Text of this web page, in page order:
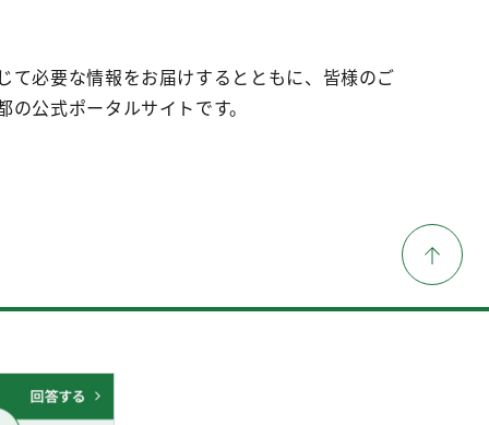
て必要な情報をお届けするとともに、皆様のご
公式ポータルサイトです。